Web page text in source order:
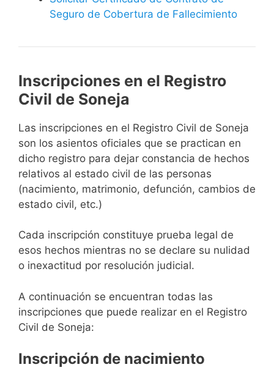
Seguro de Cobertura de Fallecimiento
Inscripciones en el Registro
Civil de Soneja
Las inscripciones en el Registro Civil de Soneja
son los asientos oficiales que se practican en
dicho registro para dejar constancia de hechos
relativos al estado civil de las personas
(nacimiento, matrimonio, defunción, cambios de
estado civil, etc.)
Cada inscripción constituye prueba legal de
esos hechos mientras no se declare su nulidad
o inexactitud por resolución judicial.
A continuación se encuentran todas las
inscripciones que puede realizar en el Registro
Civil de Soneja:
Inscripción de nacimiento